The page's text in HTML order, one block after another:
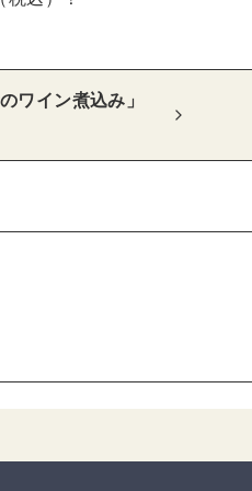
ワイン煮込み 」